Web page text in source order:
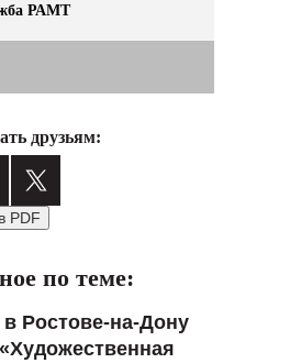
ГОРОДСКОЙ ПОРТАЛ
НОВОСТИ
ВОПРОС НЕДЕЛИ
ЧЕЛОВЕК ОСОБЕННЫЙ
РАМТ
друзьям:
PDF
по теме:
в Ростове-на-Дону